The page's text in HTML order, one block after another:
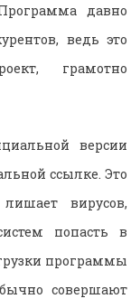
давно
ведь это
грамотно
версии
ссылке. Это
вирусов,
попасть в
программы
совершают